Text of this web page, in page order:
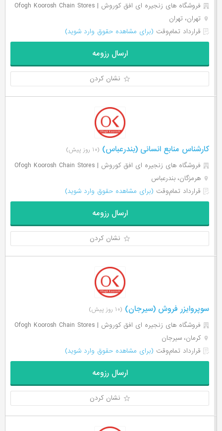
فروشگاه های زنجیره ای افق کوروش | Ofogh Koorosh Chain Stores
تهران، تهران
قرارداد تمام‌وقت (برای مشاهده حقوق وارد شوید)
ارسال رزومه
نشان کردن
کارشناس منابع انسانی (بندرعباس) (۱۰ روز پیش)
فروشگاه های زنجیره ای افق کوروش | Ofogh Koorosh Chain Stores
هرمزگان، بندرعباس
قرارداد تمام‌وقت (برای مشاهده حقوق وارد شوید)
ارسال رزومه
نشان کردن
سوپروایزر فروش (سیرجان) (۱۰ روز پیش)
فروشگاه های زنجیره ای افق کوروش | Ofogh Koorosh Chain Stores
کرمان، سیرجان
قرارداد تمام‌وقت (برای مشاهده حقوق وارد شوید)
ارسال رزومه
نشان کردن